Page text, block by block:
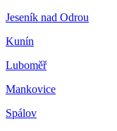
Jeseník nad Odrou
Kunín
Luboměř
Mankovice
Spálov